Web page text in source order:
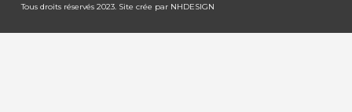
Tous droits réservés 2023. Site crée par NHDESIGN